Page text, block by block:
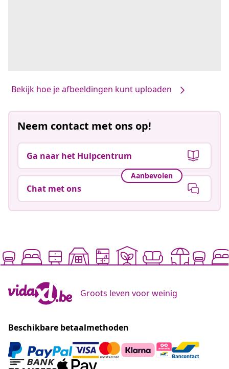
Bekijk hoe je afbeeldingen kunt uploaden
Neem contact met ons op!
Ga naar het Hulpcentrum
Aanbevolen
Chat met ons
Groots leven voor weinig
Beschikbare betaalmethoden